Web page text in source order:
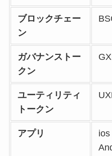
ブロックチェー
ン
ガバナンストー
クン
ユーティリティ
トークン
アプリ
ios